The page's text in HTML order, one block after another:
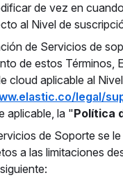
de vez en
al Nivel de
de Servicios de
de estos Términos,
cloud aplicable al
legal/
aplicable, la "Política
de Soporte se
a las limitaciones